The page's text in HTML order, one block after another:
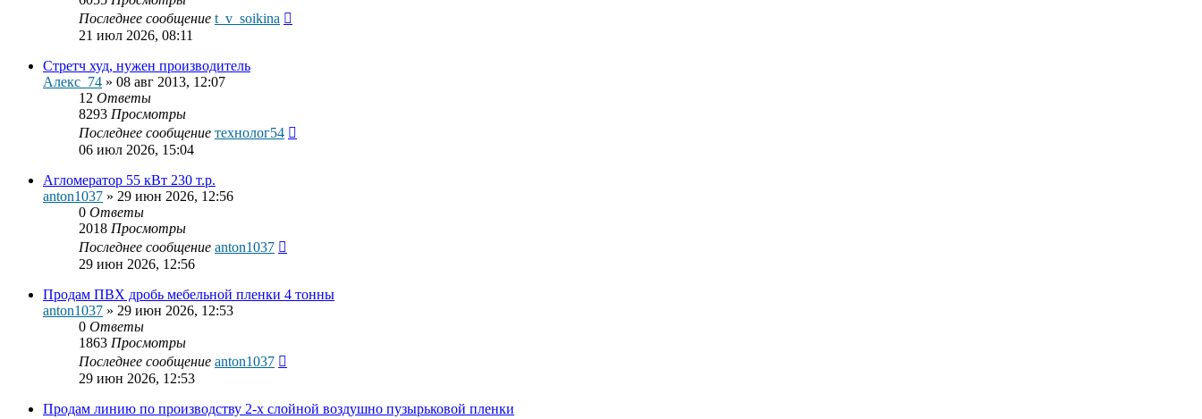
Последнее сообщение t_v_soikina
21 июл 2026, 08:11
Стретч худ, нужен производитель
Алекс_74 » 08 авг 2013, 12:07
12 Ответы
8293 Просмотры
Последнее сообщение технолог54
06 июл 2026, 15:04
Агломератор 55 кВт 230 т.р.
anton1037 » 29 июн 2026, 12:56
0 Ответы
2018 Просмотры
Последнее сообщение anton1037
29 июн 2026, 12:56
Продам ПВХ дробь мебельной пленки 4 тонны
anton1037 » 29 июн 2026, 12:53
0 Ответы
1863 Просмотры
Последнее сообщение anton1037
29 июн 2026, 12:53
Продам линию по производству 2-х слойной воздушно пузырьковой пленки